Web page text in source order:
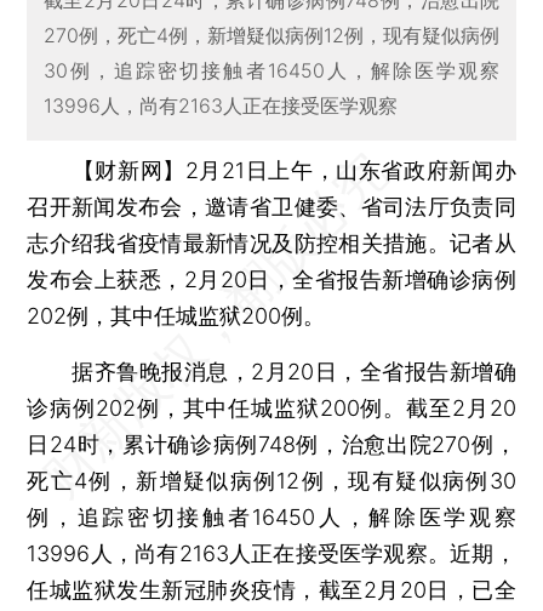
270例，死亡4例，新增疑似病例12例，现有疑似病例
30例，追踪密切接触者16450人，解除医学观察
13996人，尚有2163人正在接受医学观察
【财新网】 2月21日上午，山东省政府新闻办
召开新闻发布会，邀请省卫健委、省司法厅负责同
志介绍我省疫情最新情况及防控相关措施。记者从
发布会上获悉，2月20日，全省报告新增确诊病例
202例，其中任城监狱200例。
据齐鲁晚报消息，2月20日，全省报告新增确
诊病例202例，其中任城监狱200例。截至2月20
日24时，累计确诊病例748例，治愈出院270例，
死亡4例，新增疑似病例12例，现有疑似病例30
例，追踪密切接触者16450人，解除医学观察
13996人，尚有2163人正在接受医学观察。近期，
任城监狱发生新冠肺炎疫情，截至2月20日，已全